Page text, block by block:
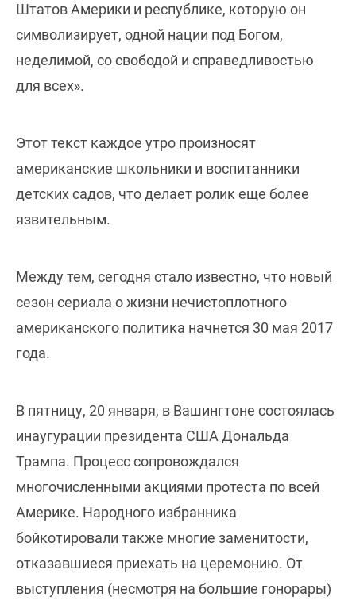
Штатов Америки и республике, которую он
символизирует, одной нации под Богом,
неделимой, со свободой и справедливостью
для всех».
Этот текст каждое утро произносят
американские школьники и воспитанники
детских садов, что делает ролик еще более
язвительным.
Между тем, сегодня стало известно, что новый
сезон сериала о жизни нечистоплотного
американского политика начнется 30 мая 2017
года.
В пятницу, 20 января, в Вашингтоне состоялась
инаугурации президента США Дональда
Трампа. Процесс сопровождался
многочисленными акциями протеста по всей
Америке. Народного избранника
бойкотировали также многие заменитости,
отказавшиеся приехать на церемонию. От
выступления (несмотря на большие гонорары)